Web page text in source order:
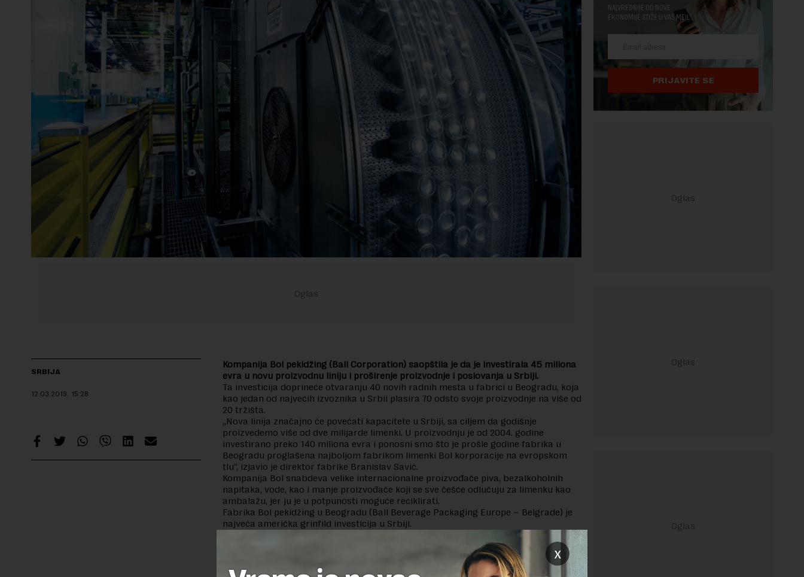
SRBIJA
12.03.2019. 15:28
Kompanija Bol pekidžing (Ball Corporation) saopštila je da je investirala 45 miliona
evra u novu proizvodnu liniju i proširenje proizvodnje i poslovanja u Srbiji.
Ta investicija doprineće otvaranju 40 novih radnih mesta u fabrici u Beogradu, koja
kao jedan od najvećih izvoznika u Srbii plasira 70 odsto svoje proizvodnje na više od
20 tržišta.
„Nova linija značajno će povećati kapacitete u Srbiji, sa ciljem da godišnje
proizvedemo više od dve milijarde limenki. U proizvodnju je od 2004. godine
investirano preko 140 miliona evra i ponosni smo što je prošle godine fabrika u
Beogradu proglašena najboljom fabrikom limenki Bol korporacije na evropskom
tlu“, izjavio je direktor fabrike Branislav Savić.
Kompanija Bol snabdeva velike internacionalne proizvođače piva, bezalkoholnih
napitaka, vode, kao i manje proizvođače koji se sve češće odlučuju za limenku kao
ambalažu, jer ju je u potpunosti moguće reciklirati.
Fabrika Bol pekidžing u Beogradu (Ball Beverage Packaging Europe – Belgrade) je
najveća američka grinfild investicija u Srbiji.
Uz proizvodnju limenki u skladu sa svetskim standardima, kompanija je više od
decenije posvećena edukaciji stanovništva o reciklaži, u partnerstvu sa Rekan
Bol korporacija i njeni ogranci zapošljavaju 17.500 ljudi u svetu, a u 2018. godini je
NAJVREDNIJE OD NOVE
EKONOMIJE STIŽE U VAŠ MEJL.
PRIJAVITE SE
x